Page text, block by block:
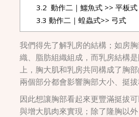
3.2 動作二｜鱷魚式 >> 平板式
3.3 動作二｜蝗蟲式>> 弓式
我們得先了解乳房的結構；如房
織、脂肪組織組成，而乳房結構
上，胸大肌和乳房共同構成了胸
兩個部分都會影響胸部大小、挺拔
因此想讓胸部看起來更豐滿挺拔
與增大肌肉來實現；除了隆胸以